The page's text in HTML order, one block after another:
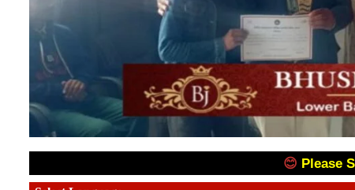
😊 Please